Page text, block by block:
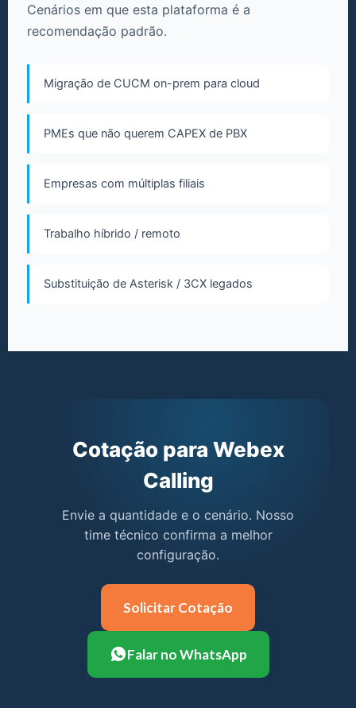
Cenários em que esta plataforma é a
recomendação padrão.
Migração de CUCM on-prem para cloud
PMEs que não querem CAPEX de PBX
Empresas com múltiplas filiais
Trabalho híbrido / remoto
Substituição de Asterisk / 3CX legados
Cotação para Webex
Calling
Envie a quantidade e o cenário. Nosso
time técnico confirma a melhor
configuração.
Solicitar Cotação
Falar no WhatsApp